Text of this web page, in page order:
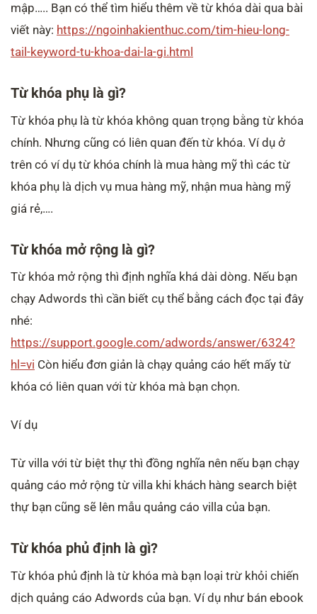
mập….. Bạn có thể tìm hiểu thêm về từ khóa dài qua bài
viết này: https://ngoinhakienthuc.com/tim-hieu-long-
tail-keyword-tu-khoa-dai-la-gi.html
Từ khóa phụ là gì?
Từ khóa phụ là từ khóa không quan trọng bằng từ khóa
chính. Nhưng cũng có liên quan đến từ khóa. Ví dụ ở
trên có ví dụ từ khóa chính là mua hàng mỹ thì các từ
khóa phụ là dịch vụ mua hàng mỹ, nhận mua hàng mỹ
giá rẻ,….
Từ khóa mở rộng là gì?
Từ khóa mở rộng thì định nghĩa khá dài dòng. Nếu bạn
chạy Adwords thì cần biết cụ thể bằng cách đọc tại đây
nhé:
https://support.google.com/adwords/answer/6324?
hl=vi Còn hiểu đơn giản là chạy quảng cáo hết mấy từ
khóa có liên quan với từ khóa mà bạn chọn.
Ví dụ
Từ villa với từ biệt thự thì đồng nghĩa nên nếu bạn chạy
quảng cáo mở rộng từ villa khi khách hàng search biệt
thự bạn cũng sẽ lên mẫu quảng cáo villa của bạn.
Từ khóa phủ định là gì?
Từ khóa phủ định là từ khóa mà bạn loại trừ khỏi chiến
dịch quảng cáo Adwords của bạn. Ví dụ như bán ebook